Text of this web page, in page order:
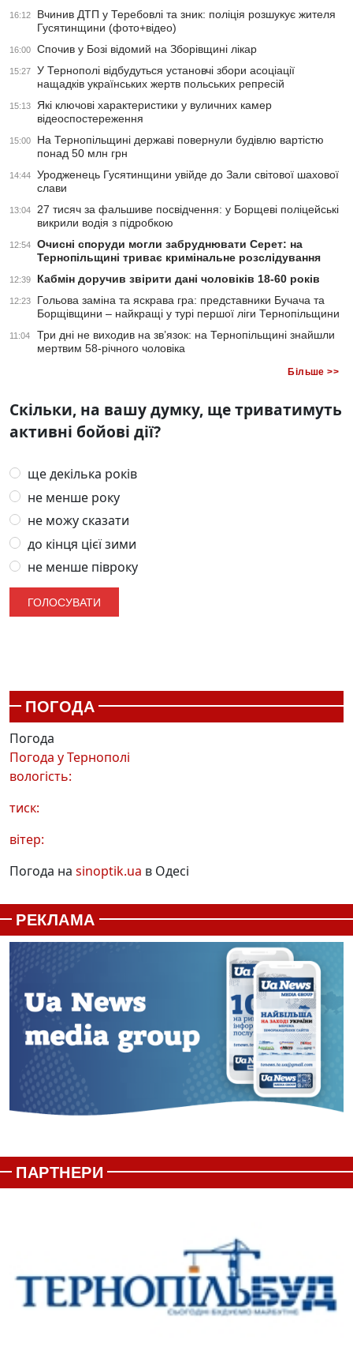
16:12
Вчинив ДТП у Теребовлі та зник: поліція розшукує жителя
Гусятинщини (фото+відео)
16:00 Спочив у Бозі відомий на Зборівщині лікар
15:27
У Тернополі відбудуться установчі збори асоціації
нащадків українських жертв польських репресій
15:13
Які ключові характеристики у вуличних камер
відеоспостереження
15:00
На Тернопільщині державі повернули будівлю вартістю
понад 50 млн грн
14:44
Уродженець Гусятинщини увійде до Зали світової шахової
слави
13:04
27 тисяч за фальшиве посвідчення: у Борщеві поліцейські
викрили водія з підробкою
12:54
Очисні споруди могли забруднювати Серет: на
Тернопільщині триває кримінальне розслідування
12:39 Кабмін доручив звірити дані чоловіків 18-60 років
12:23
Гольова заміна та яскрава гра: представники Бучача та
Борщівщини – найкращі у турі першої ліги Тернопільщини
11:04
Три дні не виходив на зв’язок: на Тернопільщині знайшли
мертвим 58-річного чоловіка
Більше >>
Скільки, на вашу думку, ще триватимуть
активні бойові дії?
ще декілька років
не менше року
не можу сказати
до кінця цієї зими
не менше півроку
ПОГОДА
Погода
Погода уТернополі
вологість:
тиск:
вітер:
Погода на sinoptik.ua в Одесі
РЕКЛАМА
ПАРТНЕРИ